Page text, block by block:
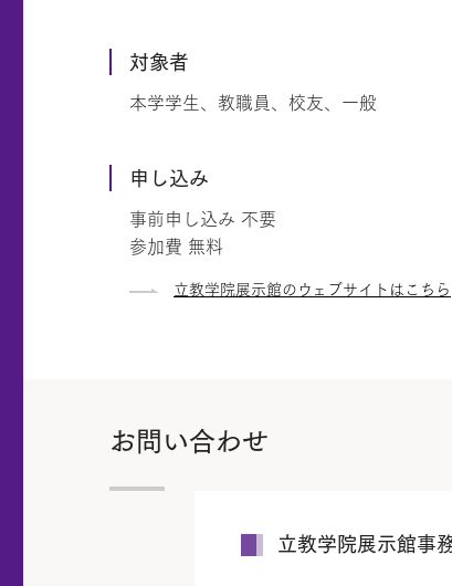
対象者
本学学生、教職員、校友、一般
申し込み
事前申し込み 不要
参加費 無料
立教学院展示館のウェブサイトはこちら
お問い合わせ
立教学院展示館事